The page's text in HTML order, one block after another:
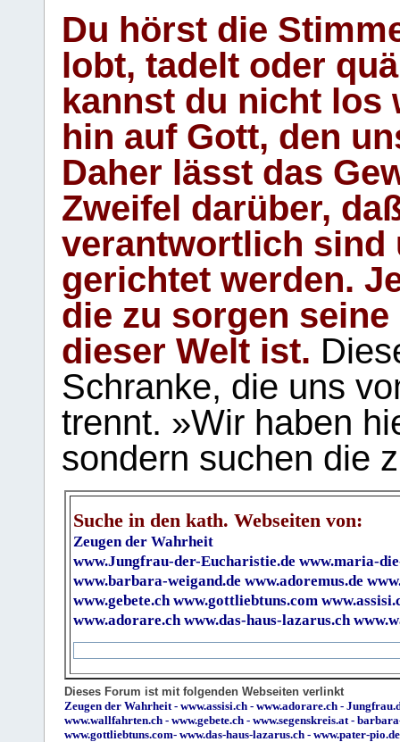
Du hörst die
lobt, tadelt oder
kannst du nicht los
hin auf Gott, den
Daher lässt das
Zweifel darüber,
verantwortlich sind
gerichtet werden.
die zu sorgen
dieser Welt ist.
Schranke, die uns
trennt. »Wir haben
sondern suchen die
Suche in den kath. Webseiten von:
Zeugen der Wahrheit
www.Jungfrau-der-Eucharistie.de www.maria-
www.barbara-weigand.de www.adoremus.de
www.gebete.ch www.gottliebtuns.com
www.adorare.ch www.das-haus-lazarus.ch
Dieses Forum ist mit folgenden Webseiten verlinkt
Zeugen der Wahrheit - www.assisi.ch - www.adorare.ch -
www.wallfahrten.ch - www.gebete.ch - www.segenskreis.at -
www.gottliebtuns.com- www.das-haus-lazarus.ch - www.pater-pio.de